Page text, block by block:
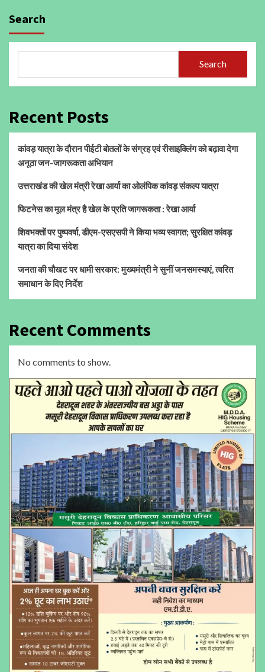
Search
Search
Recent Posts
कांवड़ यात्रा के दौरान पीईटी बोतलों के संग्रह एवं रीसाइक्लिंग को बढ़ावा देगा
अनूठा जन-जागरूकता अभियान
उत्तराखंड की खेल मंत्री रेखा आर्या का ओलंपिक कांवड़ संकल्प यात्रा
फिटनेस का मूल मंत्र है खेल के प्रति जागरूकता : रेखा आर्या
शिवभक्तों पर पुष्पवर्षा, डीएम-एसएसपी ने किया भव्य स्वागत; सुरक्षित कांवड़
यात्रा का दिया संदेश
जनता की चौखट पर धामी सरकार: मुख्यमंत्री ने सुनीं जनसमस्याएं, त्वरित
समाधान के दिए निर्देश
Recent Comments
No comments to show.